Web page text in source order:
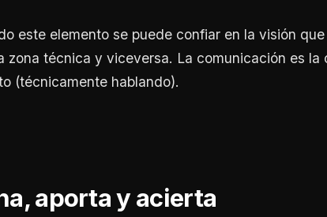
este elemento se puede confiar en la visión
zona técnica y viceversa. La comunicación es la
(técnicamente hablando).
aporta y acierta